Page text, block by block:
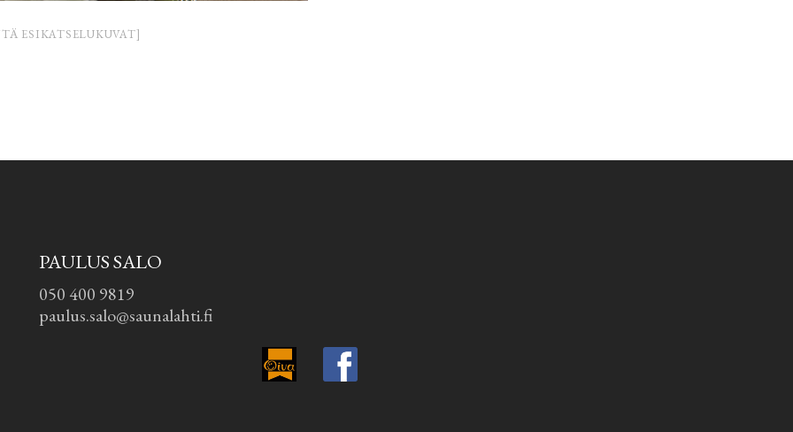
ESIKATSELUKUVAT]
PAULUS SALO
050 400 9819
paulus.salo@saunalahti.fi